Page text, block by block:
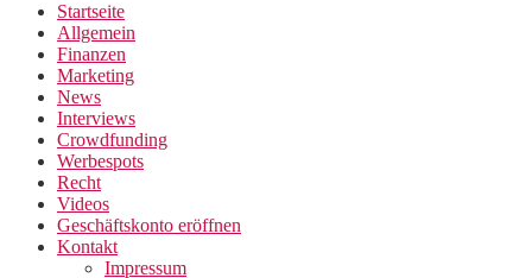
Startseite
Allgemein
Finanzen
Marketing
News
Interviews
Crowdfunding
Werbespots
Recht
Videos
Geschäftskonto eröffnen
Kontakt
Impressum